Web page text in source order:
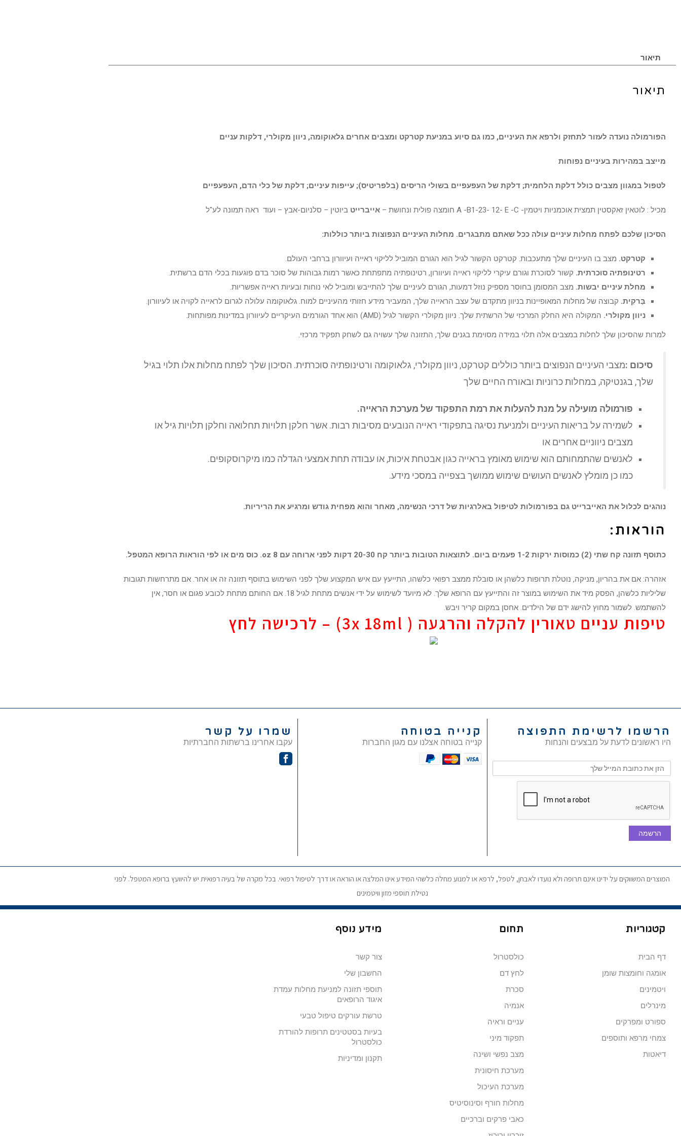
תיאור
תיאור
הפורמולה נועדה לעזור לתחזק ולרפא את העיניים, כמו גם סיוע במניעת קטרקט ומצבים אחרים גלאוקומה, ניוון מקולרי, דלקות עניים
מייצב במהירות בעיניים נפוחות
לטפול במגוון מצבים כולל דלקת הלחמית; דלקת של העפעפיים בשולי הריסים (בלפריטיס); עייפות עיניים; דלקת של כלי הדם, העפעפיים
מכיל : לוטאין זאקסטין תמצית אוכמניות ויטמין- A -B1-23- 12- E -C חומצה פולית ונחושת – אייברייט ביוטין – סלניום-אבץ – ועוד ראה תמונה לע"ל
הסיכון שלכם לפתח מחלות עיניים עולה ככל שאתם מתבגרים. מחלות העיניים הנפוצות ביותר כוללות:
קטרקט. מצב בו העיניים שלך מתעכבות. קטרקט הקשור לגיל הוא הגורם המוביל לליקוי ראייה ועיוורון ברחבי העולם.
רטינופתיה סוכרתית. קשור לסוכרת וגורם עיקרי לליקוי ראייה ועיוורון, רטינופתיה מתפתחת כאשר רמות גבוהות של סוכר בדם פוגעות בכלי הדם ברשתית.
מחלת עיניים יבשות. מצב המסומן בחוסר מספיק נוזל דמעות, הגורם לעיניים שלך להתייבש ומוביל לאי נוחות ובעיות ראייה אפשריות.
בַּרקִית. קבוצה של מחלות המאופיינות בניוון מתקדם של עצב הראייה שלך, המעביר מידע חזותי מהעיניים למוח. גלאוקומה עלולה לגרום לראייה לקויה או לעיוורון.
ניוון מקולרי. המקולה היא החלק המרכזי של הרשתית שלך. ניוון מקולרי הקשור לגיל (AMD) הוא אחד הגורמים העיקריים לעיוורון במדינות מפותחות.
למרות שהסיכון שלך לחלות במצבים אלה תלוי במידה מסוימת בגנים שלך, התזונה שלך עשויה גם לשחק תפקיד מרכזי.
סיכום :מצבי העיניים הנפוצים ביותר כוללים קטרקט, ניוון מקולרי, גלאוקומה ורטינופתיה סוכרתית. הסיכון שלך לפתח מחלות אלו תלוי בגיל
שלך, בגנטיקה, במחלות כרוניות ובאורח החיים שלך
פורמולה מועילה על מנת להעלות את רמת התפקוד של מערכת הראייה.
לשמירה על בריאות העיניים ולמניעת נסיגה בתפקודי ראייה הנובעים מסיבות רבות. אשר חלקן תלויות תחלואה וחלקן תלויות גיל או
מצבים ניווניים אחרים או
לאנשים שהתמחותם הוא שימוש מאומץ בראייה כגון אבטחת איכות, או עבודה תחת אמצעי הגדלה כמו מיקרוסקופים.
כמו כן מומלץ לאנשים העושים שימוש ממושך בצפייה במסכי מידע.
נוהגים לכלול את האייברייט גם בפורמולות לטיפול באלרגיות של דרכי הנשימה, מאחר והוא מפחית גודש ומרגיע את הריריות.
הוראות:
כתוסף תזונה קח שתי (2) כמוסות ירקות 1-2 פעמים ביום. לתוצאות הטובות ביותר קח 20-30 דקות לפני ארוחה עם 8 oz. כוס מים או לפי הוראות הרופא המטפל.
אזהרה: אם את בהריון, מניקה, נוטלת תרופות כלשהן או סובלת ממצב רפואי כלשהו, ​​התייעץ עם איש המקצוע שלך לפני השימוש בתוסף תזונה זה או אחר. אם מתרחשות תגובות
שליליות כלשהן, הפסק מיד את השימוש במוצר זה והתייעץ עם הרופא שלך. לא מיועד לשימוש על ידי אנשים מתחת לגיל 18. אם החותם מתחת לכובע פגום או חסר, אין
להשתמש. לשמור מחוץ להישג ידם של הילדים. אחסן במקום קריר ויבש.
טיפות עניים טאורין להקלה והרגעה ( 3x 18ml) – לרכישה לחץ
הרשמו לרשימת התפוצה
היו ראשונים לדעת על מבצעים והנחות
הרשמה
קנייה בטוחה
קנייה בטוחה אצלנו עם מגון החברות
שמרו על קשר
עקבו אחרינו ברשתות החברתיות
המוצרים המשווקים על ידינו אינם תרופה ולא נועדו לאבחן, לטפל, לרפא או למנוע מחלה כלשהי המידע אינו המלצה או הוראה או דרך לטיפול רפואי. בכל מקרה של בעיה רפואית יש להיוועץ ברופא המטפל. לפני
נטילת תוספי מזון וויטמינים
קטגוריות
דף הבית
אומגה וחומצות שומן
ויטמינים
מינרלים
ספורט ומפרקים
צמחי מרפא ותוספים
דיאטות
תחום
כולסטרול
לחץ דם
סכרת
אנמיה
עניים וראיה
תפקוד מיני
מצב נפשי ושינה
מערכת חיסונית
מערכת העיכול
מחלות חורף וסינוסיטיס
כאבי פרקים וברכיים
מידע נוסף
צור קשר
החשבון שלי
תוספי תזונה למניעת מחלות עמדת
איגוד הרופאים
טרשת עורקים טיפול טבעי
בעיות בסטטינים תרופות להורדת
כולסטרול
תקנון ומדיניות